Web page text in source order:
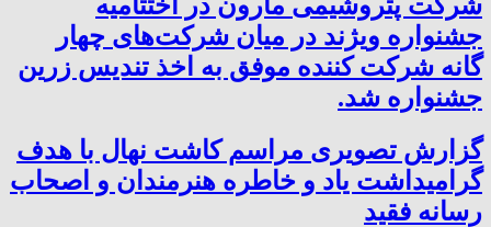
جشنواره ویژند در میان شرکت‌های چهار
گانه شرکت کننده موفق به اخذ تندیس زرین
جشنواره شد.
گزارش تصویری مراسم کاشت نهال با هدف
گرامیداشت یاد و خاطره هنرمندان و اصحاب
رسانه فقید